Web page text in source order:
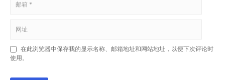
在此浏览器中保存我的显示名称、邮箱地址和网站地址，以便下次评论时
使用。